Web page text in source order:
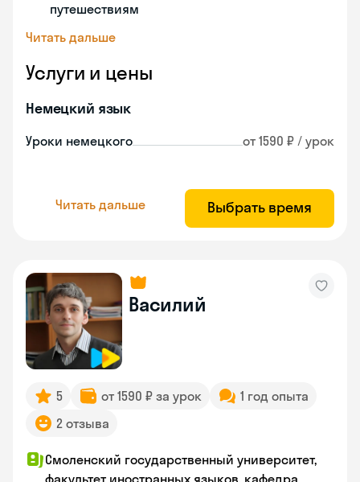
путешествиям
Читать дальше
Услуги и цены
Немецкий язык
Уроки немецкого от 1590 ₽ / урок
Читать дальше Выбрать время
Василий
5 от 1590 ₽ за урок
1 год опыта
2 отзыва
Смоленский государственный университет,
факультет иностранных языков, кафедра